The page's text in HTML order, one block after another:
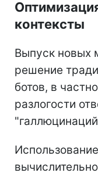
контексты
Выпуск новых
решение
ботов, в
разлогости